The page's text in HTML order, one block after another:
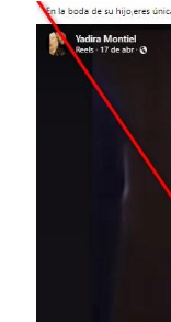
Image